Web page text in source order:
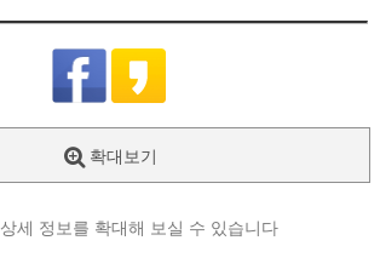
확대보기
상세 정보를 확대해 보실 수 있습니다